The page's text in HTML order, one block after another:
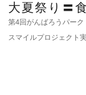
大夏祭り〓
第4回がんばろうパーク
スマイルプロジェクト